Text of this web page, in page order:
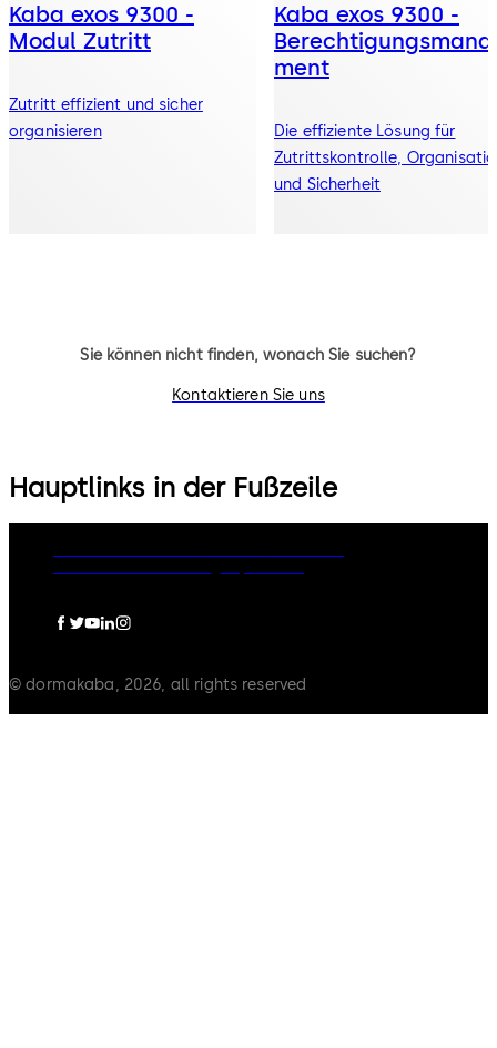
Kaba exos 9300 -
Modul Zutritt
Zutritt effizient und sicher
organisieren
Kaba exos 9300 -
ment
Die effiziente Lösung für
Zutrittskontrolle,
und Sicherheit
Sie können nicht finden, wonach Sie suchen?
Kontaktieren Sie uns
Hauptlinks in der Fußzeile
© dormakaba, 2026, all rights reserved